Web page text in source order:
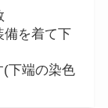
を着て下
下端の染色